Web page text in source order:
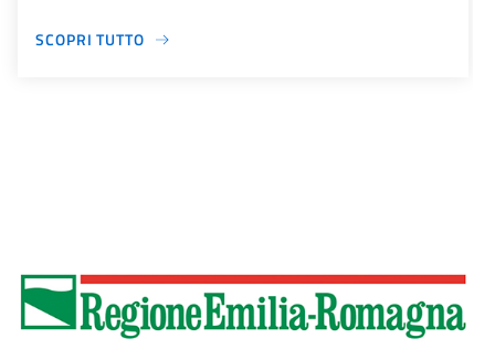
SCOPRI TUTTO